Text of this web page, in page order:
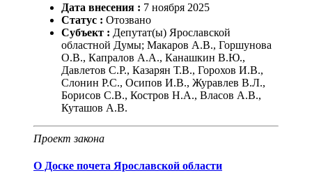
Дата внесения : 7 ноября 2025
Статус : Отозвано
Субъект : Депутат(ы) Ярославской
областной Думы; Макаров А.В., Горшунова
О.В., Капралов А.А., Канашкин В.Ю.,
Давлетов С.Р., Казарян Т.В., Горохов И.В.,
Слонин Р.С., Осипов И.В., Журавлев В.Л.,
Борисов С.В., Костров Н.А., Власов А.В.,
Куташов А.В.
Проект закона
О Доске почета Ярославской области